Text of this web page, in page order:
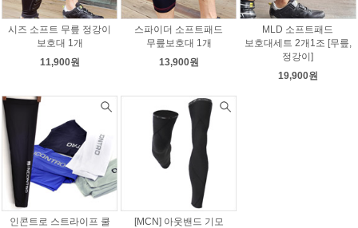
시즈 소프트 무릎 정강이
보호대 1개
11,900원
스파이더 소프트패드
무릎보호대 1개
13,900원
MLD 소프트패드
보호대세트 2개1조 [무릎,
정강이]
19,900원
인콘트로 스트라이프 쿨
[MCN] 아웃밴드 기모